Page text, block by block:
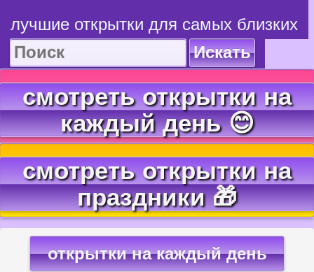
лучшие открытки для самых близких
Искать
смотреть открытки на
каждый день 😊
смотреть открытки на
праздники 🎁
открытки на каждый день